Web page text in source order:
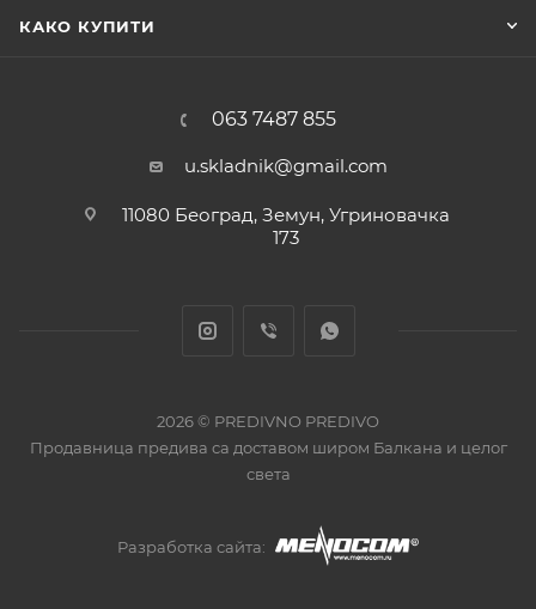
КАКО КУПИТИ
063 7487 855
u.skladnik@gmail.com
11080 Београд, Земун, Угриновачка
173
2026 © PREDIVNO PREDIVO
Продавница предива са доставом широм Балкана и целог
света
Разработка сайта: